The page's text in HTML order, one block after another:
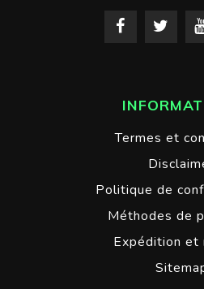
Termes et
Politique de
Méthodes de
Expédition et